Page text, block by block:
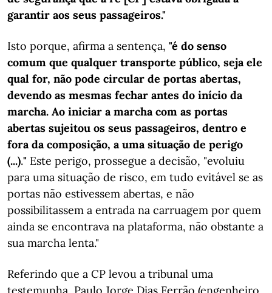
garantir aos seus passageiros."
Isto porque, afirma a sentença, "é do senso
comum que qualquer transporte público, seja ele
qual for, não pode circular de portas abertas,
devendo as mesmas fechar antes do início da
marcha. Ao iniciar a marcha com as portas
abertas sujeitou os seus passageiros, dentro e
fora da composição, a uma situação de perigo
(...)." Este perigo, prossegue a decisão, "evoluiu
para uma situação de risco, em tudo evitável se as
portas não estivessem abertas, e não
possibilitassem a entrada na carruagem por quem
ainda se encontrava na plataforma, não obstante a
sua marcha lenta."
Referindo que a CP levou a tribunal uma